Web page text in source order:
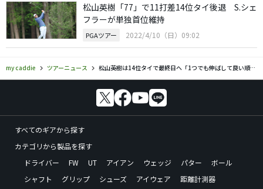
松山英樹「77」で11打差14位タイ後退 S.シェ
フラーが単独首位維持
PGAツアー 2022/4/10（日）09:02
my caddie ツアーニュース 松山英樹は14位タイで最終日へ「1つでも伸ばして良い順位で終われるように」
すべてのギアから探す
カテゴリから製品を探す
ドライバー
FW UT アイアン ウェッジ パター
ボール
シャフト
グリップ シューズ アイウェア
距離計測器